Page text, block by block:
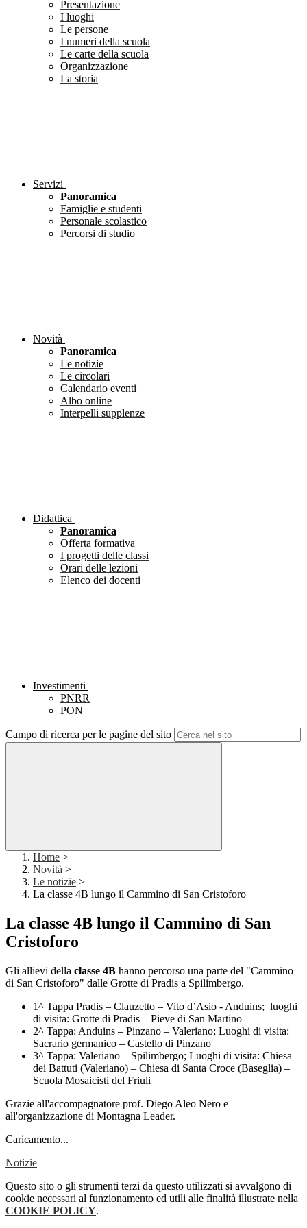
Presentazione
I luoghi
Le persone
I numeri della scuola
Le carte della scuola
Organizzazione
La storia
Servizi
Panoramica
Famiglie e studenti
Personale scolastico
Percorsi di studio
Novità
Panoramica
Le notizie
Le circolari
Calendario eventi
Albo online
Interpelli supplenze
Didattica
Panoramica
Offerta formativa
I progetti delle classi
Orari delle lezioni
Elenco dei docenti
Investimenti
PNRR
PON
Campo di ricerca per le pagine del sito
Home >
Novità >
Le notizie >
La classe 4B lungo il Cammino di San Cristoforo
La classe 4B lungo il Cammino di San
Cristoforo
Gli allievi della classe 4B hanno percorso una parte del "Cammino
di San Cristoforo" dalle Grotte di Pradis a Spilimbergo.
1^ Tappa Pradis – Clauzetto – Vito d’Asio - Anduins; luoghi
di visita: Grotte di Pradis – Pieve di San Martino
2^ Tappa: Anduins – Pinzano – Valeriano; Luoghi di visita:
Sacrario germanico – Castello di Pinzano
3^ Tappa: Valeriano – Spilimbergo; Luoghi di visita: Chiesa
dei Battuti (Valeriano) – Chiesa di Santa Croce (Baseglia) –
Scuola Mosaicisti del Friuli
Grazie all'accompagnatore prof. Diego Aleo Nero e
all'organizzazione di Montagna Leader.
Caricamento...
Notizie
Questo sito o gli strumenti terzi da questo utilizzati si avvalgono di
cookie necessari al funzionamento ed utili alle finalità illustrate nella
COOKIE POLICY.